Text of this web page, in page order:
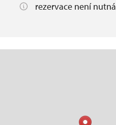
rezervace není nutná